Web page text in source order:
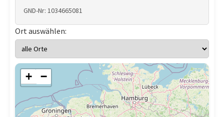
GND-Nr: 1034665081
Ort auswählen:
+ −